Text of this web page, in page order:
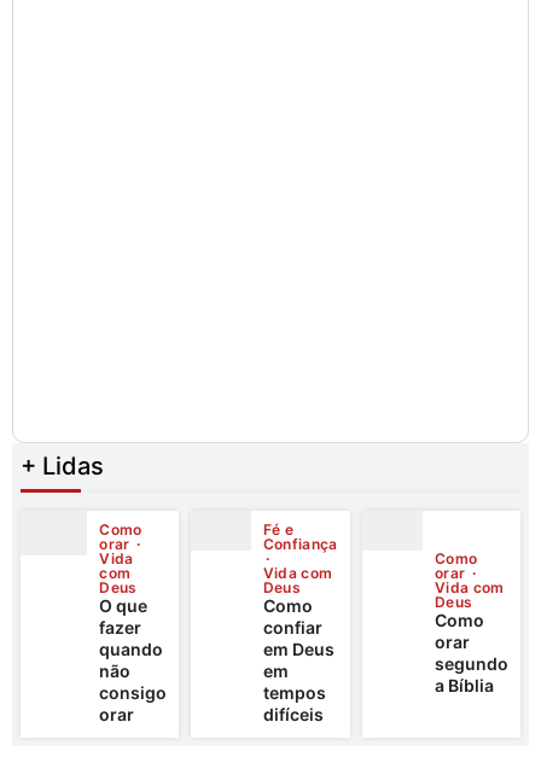
+ Lidas
Como
orar
Vida
com
Deus
O que
fazer
quando
não
consigo
orar
Fé e
Confiança
Vida com
Deus
Como
confiar
em Deus
em
tempos
difíceis
Como
orar
Vida com
Deus
Como
orar
segundo
a Bíblia